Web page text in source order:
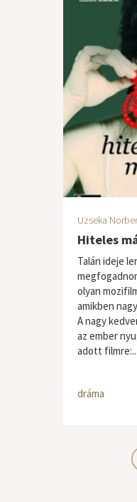
Uzseka
Hiteles
Talán ideje
olyan
amikben
A nagy
az ember
adott filmre:...
dráma